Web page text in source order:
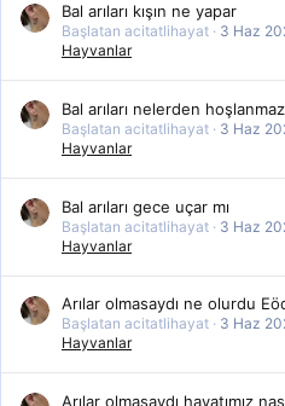
Bal arıları kışın ne yapar
Başlatan acitatlihayat 3 Haz
Hayvanlar
Bal arıları nelerden hoşlanmaz
Başlatan acitatlihayat 3 Haz
Hayvanlar
Bal arıları gece uçar mı
Başlatan acitatlihayat 3 Haz
Hayvanlar
Arılar olmasaydı ne olurdu
Başlatan acitatlihayat 3 Haz
Hayvanlar
Arılar olmasaydı hayatımız